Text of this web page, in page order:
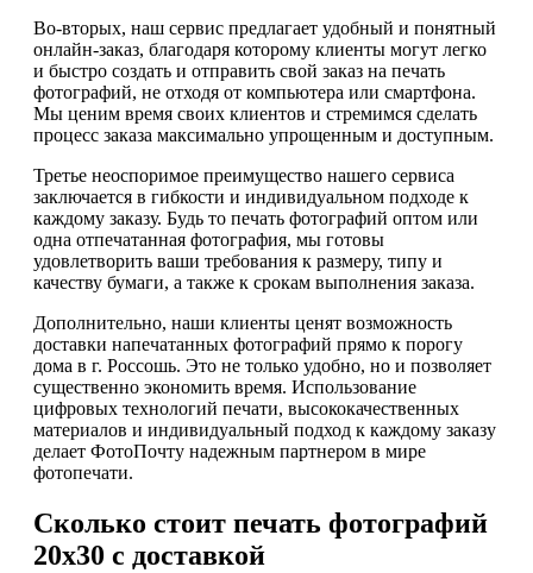
Во-вторых, наш сервис предлагает удобный и понятный
онлайн-заказ, благодаря которому клиенты могут легко
и быстро создать и отправить свой заказ на печать
фотографий, не отходя от компьютера или смартфона.
Мы ценим время своих клиентов и стремимся сделать
процесс заказа максимально упрощенным и доступным.
Третье неоспоримое преимущество нашего сервиса
заключается в гибкости и индивидуальном подходе к
каждому заказу. Будь то печать фотографий оптом или
одна отпечатанная фотография, мы готовы
удовлетворить ваши требования к размеру, типу и
качеству бумаги, а также к срокам выполнения заказа.
Дополнительно, наши клиенты ценят возможность
доставки напечатанных фотографий прямо к порогу
дома в г. Россошь. Это не только удобно, но и позволяет
существенно экономить время. Использование
цифровых технологий печати, высококачественных
материалов и индивидуальный подход к каждому заказу
делает ФотоПочту надежным партнером в мире
фотопечати.
Сколько стоит печать фотографий
20х30 с доставкой